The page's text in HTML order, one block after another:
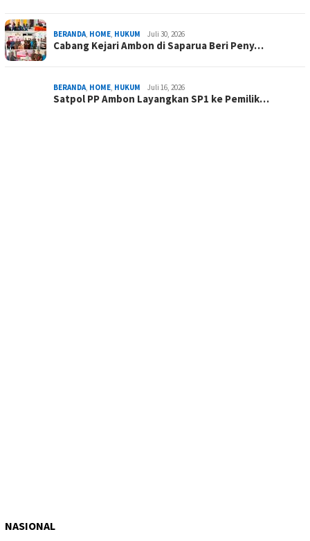
BERANDA, HOME, HUKUM Juli 30, 2026
Cabang Kejari Ambon di Saparua Beri Peny…
BERANDA, HOME, HUKUM Juli 16, 2026
Satpol PP Ambon Layangkan SP1 ke Pemilik…
NASIONAL